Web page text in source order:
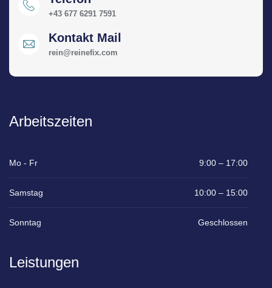
+43 677 6291 7591
Kontakt Mail
rein@reinefix.com
Arbeitszeiten
Mo - Fr 9:00 – 17:00
Samstag 10:00 – 15:00
Sonntag Geschlossen
Leistungen